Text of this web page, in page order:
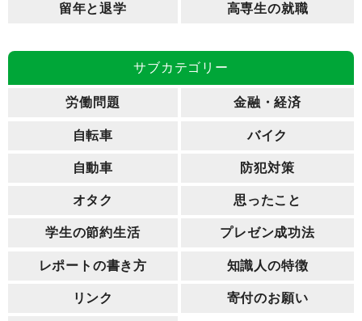
留年と退学 高専生の就職
サブカテゴリー
労働問題 金融・経済
自転車 バイク
自動車 防犯対策
オタク 思ったこと
学生の節約生活 プレゼン成功法
レポートの書き方 知識人の特徴
リンク 寄付のお願い